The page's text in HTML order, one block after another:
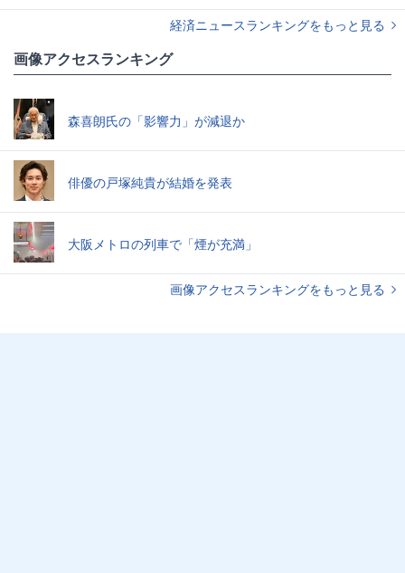
経済ニュースランキングをもっと見る
画像アクセスランキング
森喜朗氏の「影響力」が減退か
俳優の戸塚純貴が結婚を発表
大阪メトロの列車で「煙が充満」
画像アクセスランキングをもっと見る